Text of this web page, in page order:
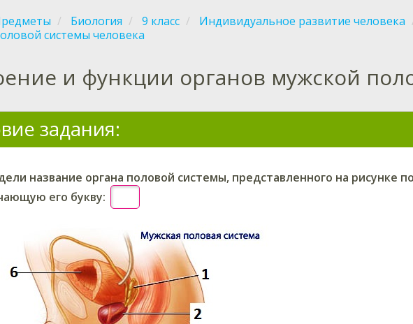
Биология 9 класс Индивидуальное развитие человека
системы человека
и функции органов мужской
задания:
название органа половой системы, представленного на рисунке
его букву: